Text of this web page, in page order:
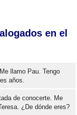
en el
Error loading: "https://www.idiomaspc.com/curso-aprender-catalan-basico/audio/3004.mp3"
llamo Pau. Tengo
años.
de conocerte. Me
¿De dónde eres?